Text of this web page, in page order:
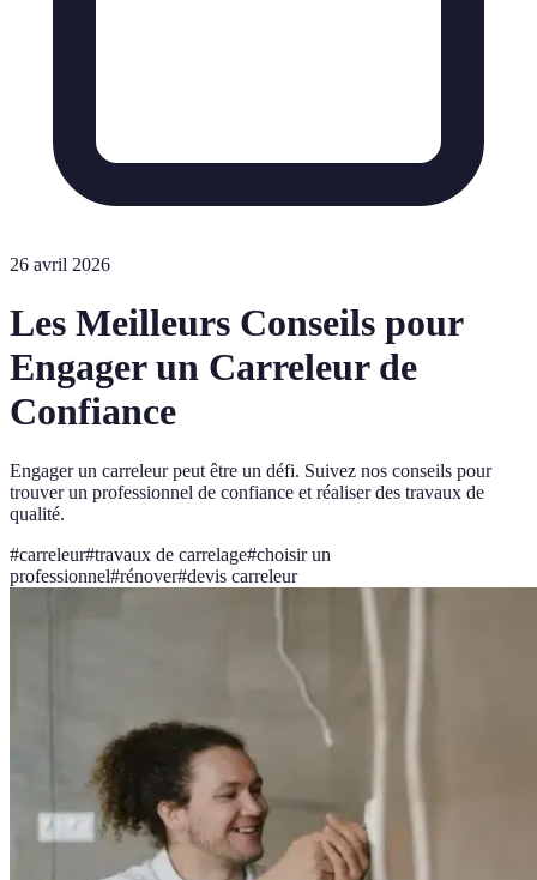
26 avril 2026
Les Meilleurs Conseils pour
Engager un Carreleur de
Confiance
Engager un carreleur peut être un défi. Suivez nos conseils pour
trouver un professionnel de confiance et réaliser des travaux de
qualité.
#carreleur#travaux de carrelage#choisir un
professionnel#rénover#devis carreleur